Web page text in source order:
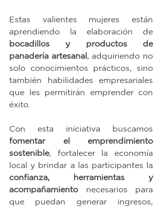
Estas valientes mujeres están
bocadillos y productos de
panadería artesanal, adquiriendo no
solo conocimientos prácticos, sino
también habilidades empresariales
que les permitirán emprender con
éxito.
fomentar el emprendimiento
sostenible, fortalecer la economía
confianza, herramientas y
acompañamiento necesarios para
que puedan generar ingresos,